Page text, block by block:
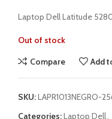
Laptop Dell Latitude
Out of stock
Compare
Add
SKU:LAPR1013NEGRO-
Categories:Laptop Dell,